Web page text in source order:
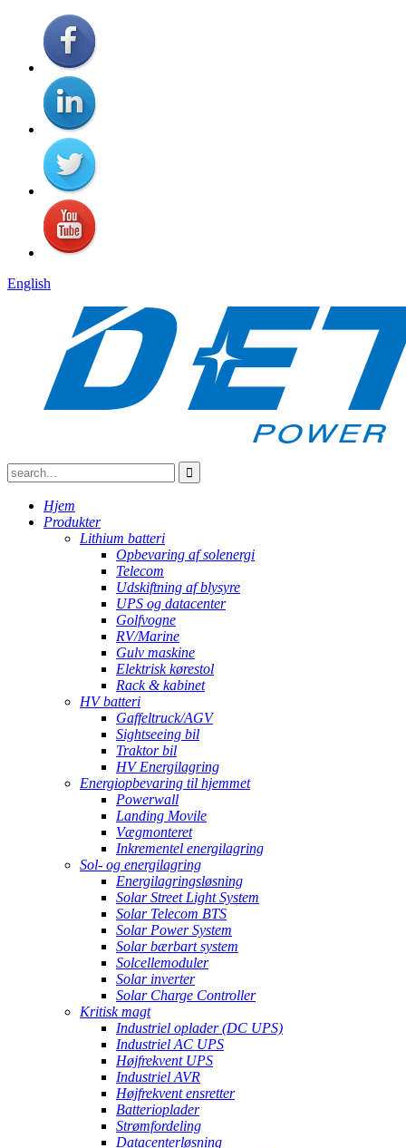
English
Hjem
Produkter
Lithium batteri
Opbevaring af solenergi
Telecom
Udskiftning af blysyre
UPS og datacenter
Golfvogne
RV/Marine
Gulv maskine
Elektrisk kørestol
Rack & kabinet
HV batteri
Gaffeltruck/AGV
Sightseeing bil
Traktor bil
HV Energilagring
Energiopbevaring til hjemmet
Powerwall
Landing Movile
Vægmonteret
Inkrementel energilagring
Sol- og energilagring
Energilagringsløsning
Solar Street Light System
Solar Telecom BTS
Solar Power System
Solar bærbart system
Solcellemoduler
Solar inverter
Solar Charge Controller
Kritisk magt
Industriel oplader (DC UPS)
Industriel AC UPS
Højfrekvent UPS
Industriel AVR
Højfrekvent ensretter
Batterioplader
Strømfordeling
Datacenterløsning